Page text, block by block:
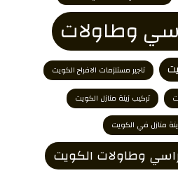
وطاولات
تاجير مستلزمات الافراح الكويت
تركيب زينة منازل الكويت
منازل في الكويت
وطاولات الكويت